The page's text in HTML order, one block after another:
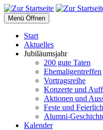
Menü Öffnen
Start
Aktuelles
Jubiläumsjahr
200 gute Taten
Ehemaligentreffen
Vortragsreihe
Konzerte und
Aktionen und
Feste und
Alumni-
Kalender